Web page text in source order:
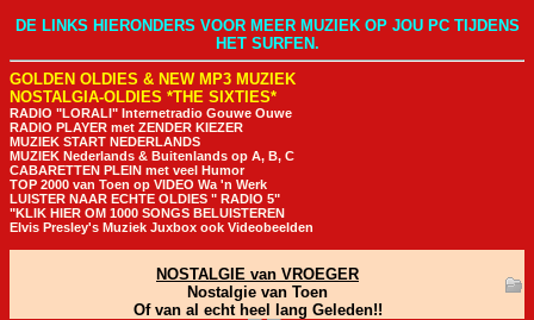
DE LINKS HIERONDERS VOOR MEER MUZIEK OP JOU PC TIJDENS
HET SURFEN.
GOLDEN OLDIES & NEW MP3 MUZIEK
NOSTALGIA-OLDIES *THE SIXTIES*
RADIO "LORALI" Internetradio Gouwe Ouwe
RADIO PLAYER met ZENDER KIEZER
MUZIEK START NEDERLANDS
MUZIEK Nederlands & Buitenlands op A, B, C
CABARETTEN PLEIN met veel Humor
TOP 2000 van Toen op VIDEO Wa 'n Werk
LUISTER NAAR ECHTE OLDIES " RADIO 5"
"KLIK HIER OM 1000 SONGS BELUISTEREN
Elvis Presley's Muziek Juxbox ook Videobeelden
NOSTALGIE van VROEGER
Nostalgie van Toen
Of van al echt heel lang Geleden!!